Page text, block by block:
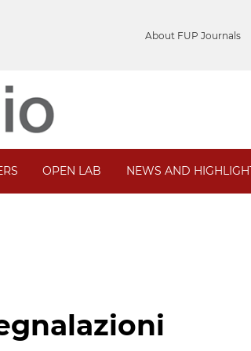
About FUP Journals
OPEN LAB NEWS AND